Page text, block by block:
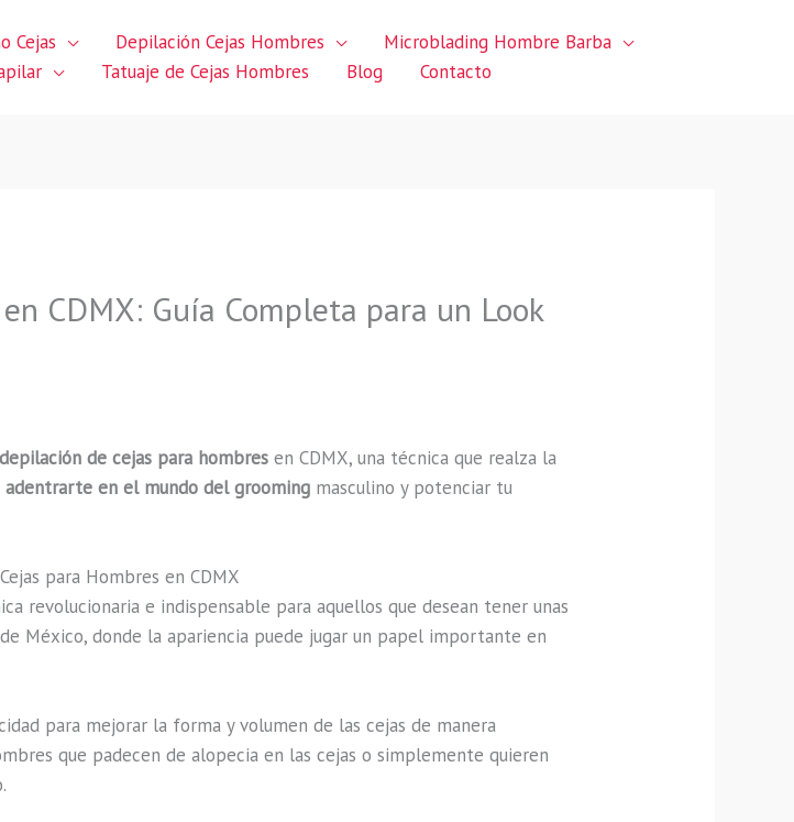
Cejas Depilación Cejas Hombres
Microblading Hombre Barba
Tatuaje de Cejas Hombres Blog Contacto
CDMX: Guía Completa para un Look
depilación de cejas para hombres en CDMX, una técnica que realza la
adentrarte en el mundo del grooming masculino y potenciar tu
para Hombres en CDMX
revolucionaria e indispensable para aquellos que desean tener unas
México, donde la apariencia puede jugar un papel importante en
para mejorar la forma y volumen de las cejas de manera
que padecen de alopecia en las cejas o simplemente quieren